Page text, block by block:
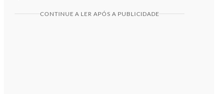
CONTINUE A LER APÓS A PUBLICIDADE